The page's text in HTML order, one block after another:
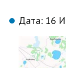
Дата: 16